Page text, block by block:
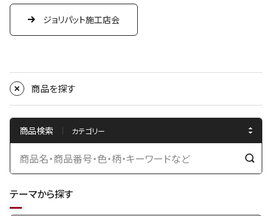
ジョリパット施工店会
商品を探す
商品検索
検
テーマから探す